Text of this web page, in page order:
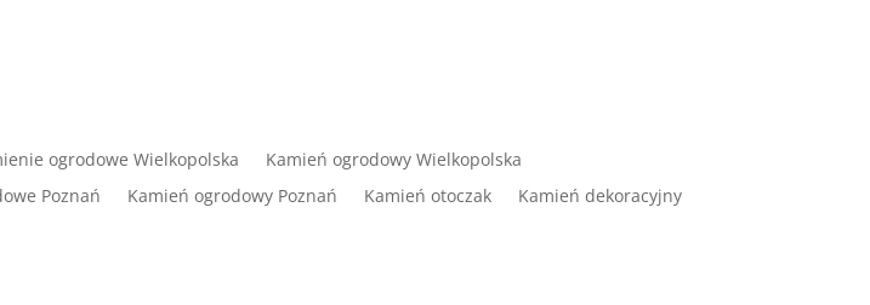
ogrodowe Wielkopolska
Kamień ogrodowy Wielkopolska
Poznań Kamień ogrodowy Poznań Kamień otoczak
Kamień dekoracyjny